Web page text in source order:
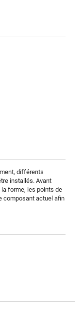
différents
installés. Avant
forme, les points de
composant actuel afin